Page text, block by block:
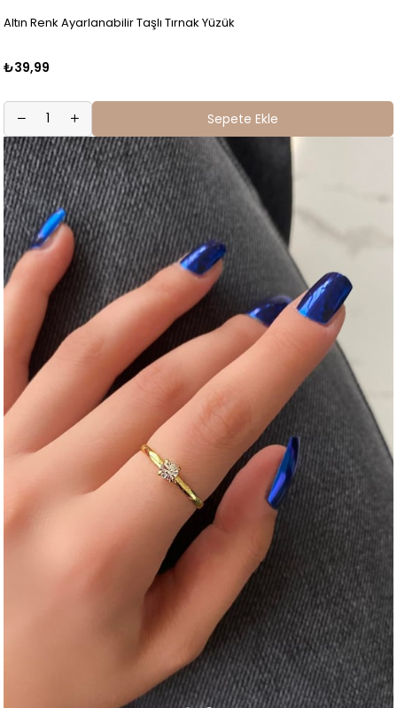
Altın Renk Ayarlanabilir Taşlı Tırnak Yüzük
₺39,99
Sepete Ekle